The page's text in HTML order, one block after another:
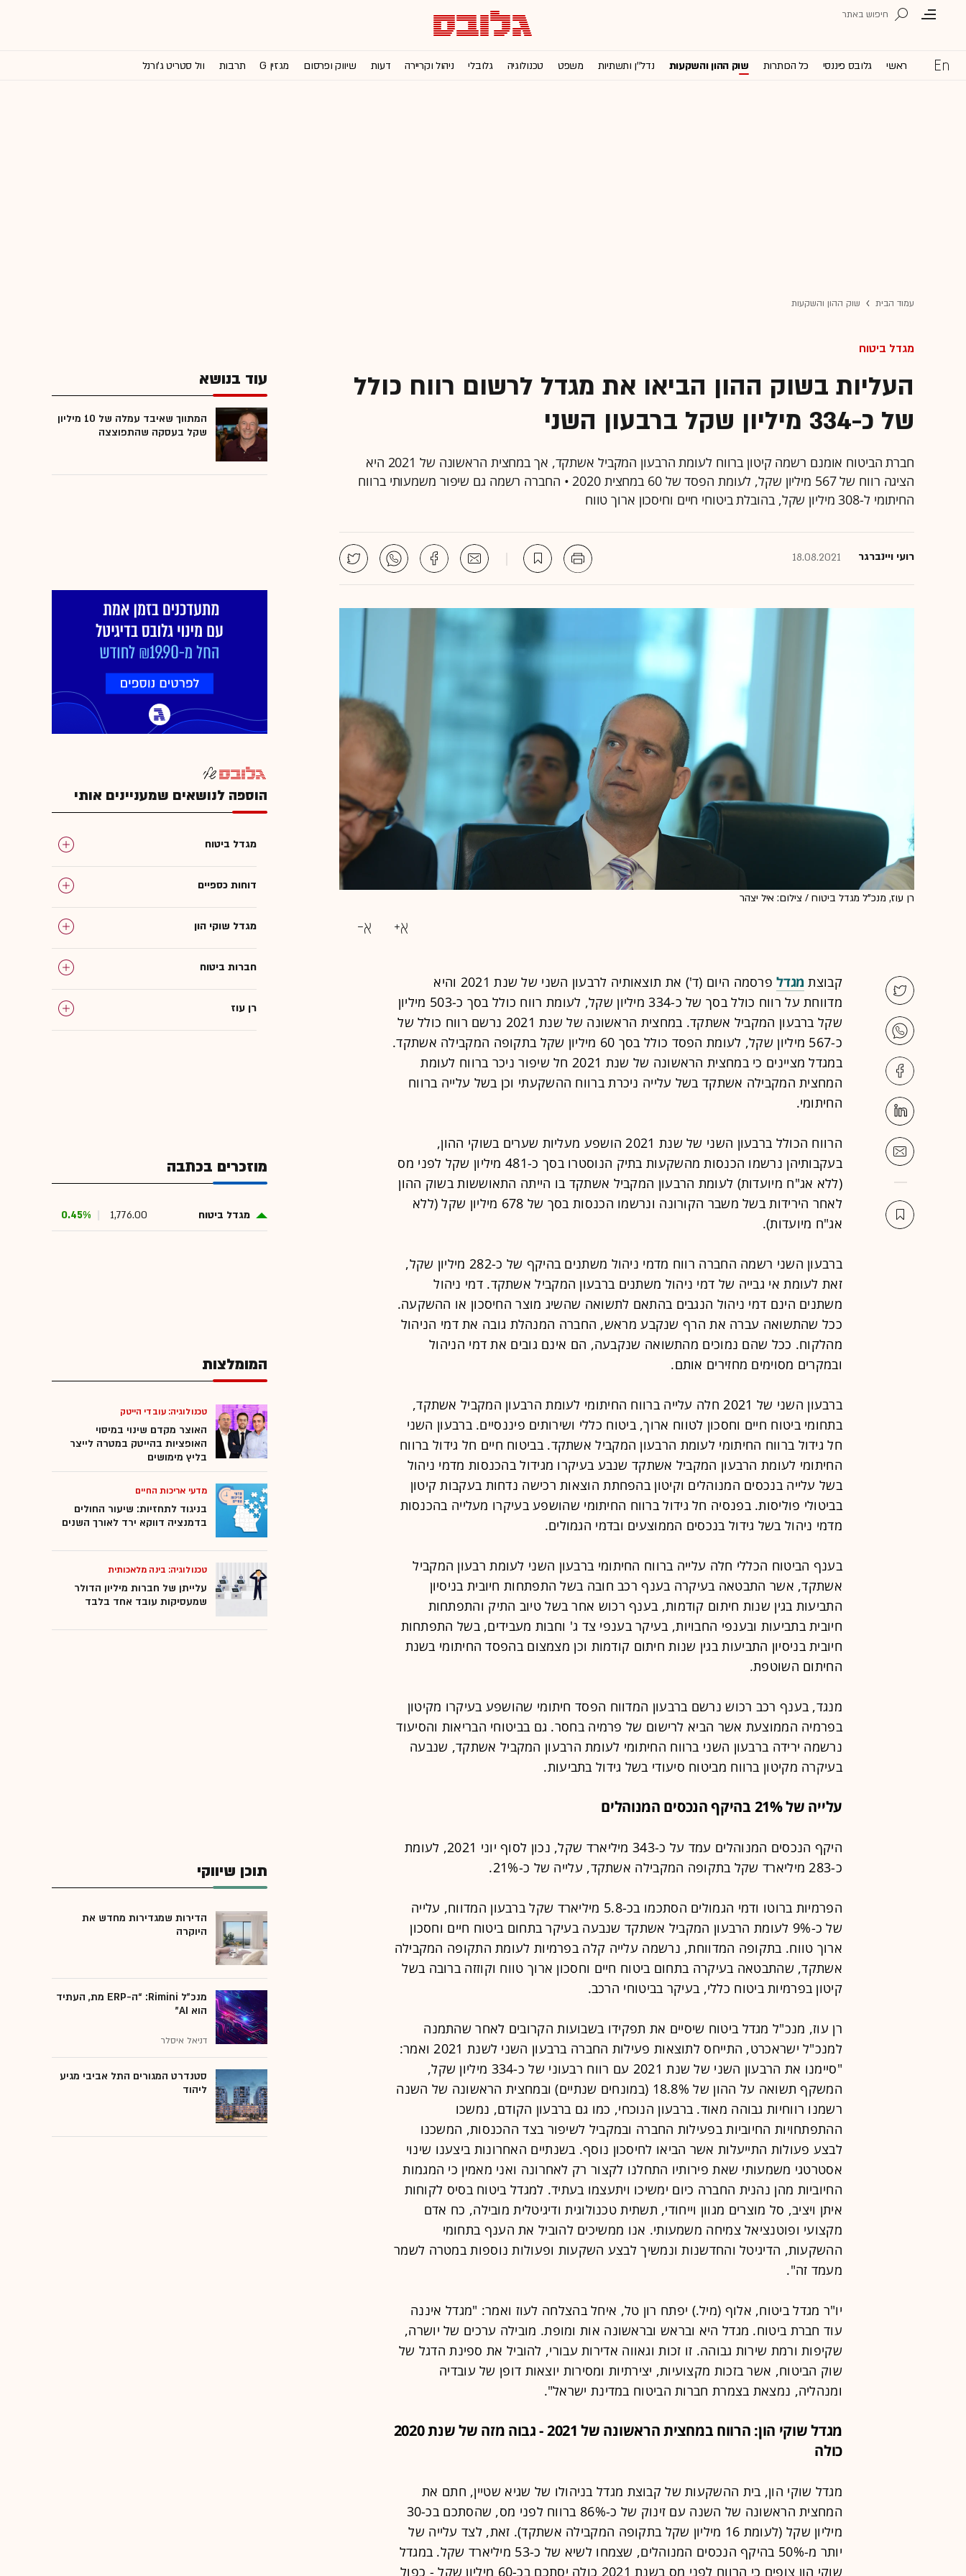
ראשי גלובס פיננסי כל הכותרות שוק ההון והשקעות נדל''ן ותשתיות משפט טכנולוגיה גלובלי ניהול וקריירה דעות שיווק ופרסום מגזין G תרבות וול סטריט ג'ורנל
עמוד הבית שוק ההון והשקעות
מגדל ביטוח
העליות בשוק ההון הביאו את מגדל לרשום רווח כולל
של כ-334 מיליון שקל ברבעון השני
חברת הביטוח אומנם רשמה קיטון ברווח לעומת הרבעון המקביל אשתקד, אך במחצית הראשונה של 2021 היא
הציגה רווח של 567 מיליון שקל, לעומת הפסד של 60 במחצית 2020 • החברה רשמה גם שיפור משמעותי ברווח
החיתומי ל-308 מיליון שקל, בהובלת ביטוחי חיים וחיסכון ארוך טווח
רועי ויינברגר 18.08.2021
רן עוז, מנכ"ל מגדל ביטוח / צילום: איל יצהר
קבוצת מגדל
פרסמה היום (ד') את תוצאותיה לרבעון השני של שנת 2021 והיא
מדווחת על רווח כולל בסך של כ-334 מיליון שקל, לעומת רווח כולל בסך כ-503 מיליון
שקל ברבעון המקביל אשתקד. במחצית הראשונה של שנת 2021 נרשם רווח כולל של
כ-567 מיליון שקל, לעומת הפסד כולל בסך 60 מיליון שקל בתקופה המקבילה אשתקד.
במגדל מציינים כי במחצית הראשונה של שנת 2021 חל שיפור ניכר ברווח לעומת
המחצית המקבילה אשתקד בשל עלייה ניכרת ברווח ההשקעתי וכן בשל עלייה ברווח
החיתומי.
הרווח הכולל ברבעון השני של שנת 2021 הושפע מעליות שערים בשוקי ההון,
בעקבותיהן נרשמו הכנסות מהשקעות בתיק הנוסטרו בסך כ-481 מיליון שקל לפני מס
(ללא אג"ח מיועדות) לעומת הרבעון המקביל אשתקד בו הייתה התאוששות בשוק ההון
לאחר הירידות בשל משבר הקורונה ונרשמו הכנסות בסך של 678 מיליון שקל (ללא
אג"ח מיועדות).
ברבעון השני רשמה החברה רווח מדמי ניהול משתנים בהיקף של כ-282 מיליון שקל,
זאת לעומת אי גבייה של דמי ניהול משתנים ברבעון המקביל אשתקד. דמי ניהול
משתנים הינם דמי ניהול הנגבים בהתאם לתשואה שהשיג מוצר החיסכון או ההשקעה.
ככל שהתשואה עברה את הרף שנקבע מראש, החברה המנהלת גובה את דמי הניהול
מהלקוח. ככל שהם נמוכים מהתשואה שנקבעה, הם אינם גובים את דמי הניהול
ובמקרים מסוימים מחזירים אותם.
ברבעון השני של 2021 חלה עלייה ברווח החיתומי לעומת הרבעון המקביל אשתקד,
בתחומי ביטוח חיים וחסכון לטווח ארוך, ביטוח כללי ושירותים פיננסיים. ברבעון השני
חל גידול ברווח החיתומי לעומת הרבעון המקביל אשתקד. בביטוח חיים חל גידול ברווח
החיתומי לעומת הרבעון המקביל אשתקד שנבע בעיקרו מגידול בהכנסות מדמי ניהול
בשל עלייה בנכסים המנוהלים וקיטון בהפחתת הוצאות רכישה נדחות בעקבות קיטון
בביטולי פוליסות. בפנסיה חל גידול ברווח החיתומי שהושפע בעיקרו מעלייה בהכנסות
מדמי ניהול בשל גידול בנכסים הממוצעים ובדמי הגמולים.
בענף הביטוח הכללי חלה עלייה ברווח החיתומי ברבעון השני לעומת רבעון המקביל
אשתקד, אשר התבטאה בעיקרה בענף רכב חובה בשל התפתחות חיובית בניסיון
התביעות בגין שנות חיתום קודמות, בענף רכוש אחר בשל טיוב התיק והתפתחות
חיובית בתביעות ובענפי החבויות, בעיקר בענפי צד ג' וחבות מעבידים, בשל התפתחות
חיובית בניסיון התביעות בגין שנות חיתום קודמות וכן מצמצום בהפסד החיתומי בשנת
החיתום השוטפת.
מנגד, בענף רכב רכוש נרשם ברבעון המדווח הפסד חיתומי שהושפע בעיקרו מקיטון
בפרמיה הממוצעת אשר הביא לרישום של פרמיה בחסר. גם בביטוחי הבריאות והסיעוד
נרשמה ירידה ברבעון השני ברווח החיתומי לעומת הרבעון המקביל אשתקד, שנבעה
בעיקרה מקיטון ברווח מביטוח סיעודי בשל גידול בתביעות.
עלייה של 21% בהיקף הנכסים המנוהלים
היקף הנכסים המנוהלים עמד על כ-343 מיליארד שקל, נכון לסוף יוני 2021, לעומת
כ-283 מיליארד שקל בתקופה המקבילה אשתקד, עלייה של כ-21%.
הפרמיות ברוטו ודמי הגמולים הסתכמו בכ-5.8 מיליארד שקל ברבעון המדווח, עלייה
של כ-9% לעומת הרבעון המקביל אשתקד שנבעה בעיקר בתחום ביטוח חיים וחסכון
ארוך טווח. בתקופה המדווחת, נרשמה עלייה קלה בפרמיות לעומת התקופה המקבילה
אשתקד, שהתבטאה בעיקרה בתחום ביטוח חיים וחסכון ארוך טווח וקוזזה ברובה בשל
קיטון בפרמיות ביטוח כללי, בעיקר בביטוחי הרכב.
רן עוז, מנכ"ל מגדל ביטוח שיסיים את תפקידו בשבועות הקרובים לאחר שהתמנה
למנכ"ל ישראכרט, התייחס לתוצאות פעילות החברה ברבעון השני לשנת 2021 ואמר:
"סיימנו את הרבעון השני של שנת 2021 עם רווח רבעוני של כ-334 מיליון שקל,
המשקף תשואה על ההון של 18.8% (במונחים שנתיים) ובמחצית הראשונה של השנה
רשמנו רווחיות גבוהה מאוד. ברבעון הנוכחי, כמו גם ברבעון הקודם, נמשכו
ההתפתחויות החיוביות בפעילות החברה ובמקביל לשיפור בצד ההכנסות, המשכנו
לבצע פעולות התייעלות אשר הביאו לחיסכון נוסף. בשנתיים האחרונות ביצענו שינוי
אסטרטגי משמעותי שאת פירותיו התחלנו לקצור רק לאחרונה ואני מאמין כי המגמות
החיוביות מהן נהנית החברה כיום ימשיכו ויתעצמו בעתיד. למגדל ביטוח בסיס לקוחות
איתן ויציב, סל מוצרים מגוון וייחודי, תשתית טכנולוגית ודיגיטלית מובילה, כח אדם
מקצועי ופוטנציאל צמיחה משמעותי. אנו ממשיכים להוביל את הענף בתחומי
ההשקעות, הדיגיטל והחדשנות ונמשיך לבצע השקעות ופעולות נוספות במטרה לשמר
מעמד זה".
יו"ר מגדל ביטוח, אלוף (מיל.) יפתח רון טל, איחל בהצלחה לעוז ואמר: "מגדל איננה
עוד חברת ביטוח. מגדל היא ובראש ובראשונה אות ומופת. מובילה ערכים של יושרה,
שקיפות ורמת שירות גבוהה. זו זכות וגאווה אדירות עבורי, להוביל את ספינת הדגל של
שוק הביטוח, אשר בזכות מקצועיות, יצירתיות ומסירות יוצאות דופן של עובדיה
ומנהליה, נמצאת בצמרת חברות הביטוח במדינת ישראל".
מגדל שוקי הון: הרווח במחצית הראשונה של 2021 - גבוה מזה של שנת 2020
כולה
מגדל שוקי הון, בית ההשקעות של קבוצת מגדל בניהולו של שגיא שטיין, חתם את
המחצית הראשונה של השנה עם זינוק של כ-86% ברווח לפני מס, שהסתכם בכ-30
מיליון שקל (לעומת 16 מיליון שקל בתקופה המקבילה אשתקד). זאת, לצד עלייה של
יותר מ-50% בהיקף הנכסים המנוהלים, שצמחו לשיא של כ-53 מיליארד שקל. במגדל
שוקי הון צופים כי הרווח לפני מס בשנת 2021 כולה יסתכם בכ-60 מיליון שקל - כפול
עוד בנושא
המתווך שאיבד עמלה של 10 מיליון
שקל בעסקה שהתפוצצה
הוספה לנושאים שמעניינים אותי
מגדל ביטוח
דוחות כספיים
מגדל שוקי הון
חברות ביטוח
רן עוז
מוזכרים בכתבה
מגדל ביטוח 1,776.00
0.45%
המומלצות
טכנולוגיה: עובדי הייטק
האוצר מקדם שינוי במיסוי
האופציות בהייטק במטרה לייצר
בליץ מימושים
מדעי אריכות החיים
בניגוד לתחזיות: שיעור החולים
בדמנציה דווקא ירד לאורך השנים
טכנולוגיה: בינה מלאכותית
עלייתן של חברות מיליון הדולר
שמעסיקות עובד אחד בלבד
תוכן שיווקי
הדירות שמגדירות מחדש את
היוקרה
מנכ״ל Rimini: “ה-ERP מת, העתיד
הוא AI"
דניאל איסלר
סטנדרט המגורים התל אביבי מגיע
ליהוד